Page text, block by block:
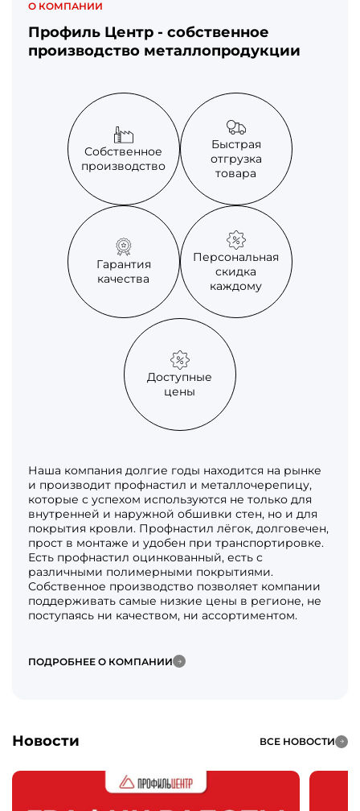
О КОМПАНИИ
Профиль Центр - собственное
производство металлопродукции
Собственное
производство
Быстрая
отгрузка
товара
Гарантия
качества
Персональная
скидка
каждому
Доступные
цены
Наша компания долгие годы находится на рынке
и производит профнастил и металлочерепицу,
которые с успехом используются не только для
внутренней и наружной обшивки стен, но и для
покрытия кровли. Профнастил лёгок, долговечен,
прост в монтаже и удобен при транспортировке.
Есть профнастил оцинкованный, есть с
различными полимерными покрытиями.
Собственное производство позволяет компании
поддерживать самые низкие цены в регионе, не
поступаясь ни качеством, ни ассортиментом.
ПОДРОБНЕЕ О КОМПАНИИ
Новости ВСЕ НОВОСТИ